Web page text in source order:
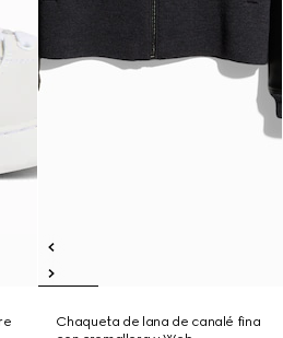
Chaqueta de lana de canalé fina